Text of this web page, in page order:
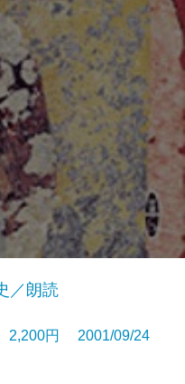
／朗読
円 2001/09/24